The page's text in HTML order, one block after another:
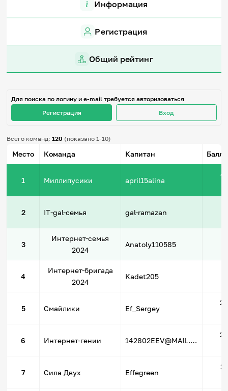
Игры и тренажеры
Знания в тестах
Настолка
Стихи
Педагогам
Школа наставников
Методика
Секреты кода
English
Регистрация Вход
Задать вопрос
Информация
Регистрация
Общий рейтинг
Для поиска по логину и e-mail требуется авторизоваться
Регистрация
Вход
Всего команд:120 (показано 1-10)
Место Команда Капитан
1 Миллипусики april15alina
2 IT-gal-семья gal-ramazan
3
Интернет-семья
2024
Anatoly110585
4
Интернет-бригада
2024
Kadet205
5 Cмайлики Ef_Sergey
6 Интернет-гении 142802EEV@MAIL.RU
7 Сила Двух Effegreen